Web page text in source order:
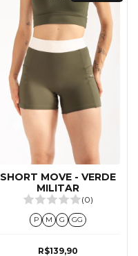
SHORT MOVE - VERDE
MILITAR
(0)
P M G GG
R$139,90